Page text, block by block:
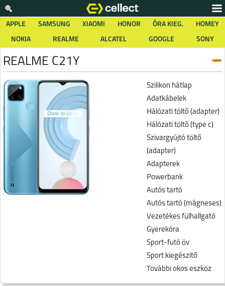
APPLE SAMSUNG XIAOMI HONOR ÓRA KIEG.
HOMEY
NOKIA
REALME ALCATEL GOOGLE SONY
REALME C21Y
Szilikon hátlap
Adatkábelek
Hálózati töltő (adapter)
Hálózati töltő (type c)
Szivargyújtó töltő
(adapter)
Adapterek
Powerbank
Autós tartó
Autós tartó (mágneses)
Vezetékes fülhallgató
Gyerekóra
Sport-futó öv
Sport kiegészitő
További okos eszköz